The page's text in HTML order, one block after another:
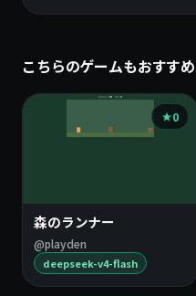
こちらのゲームもおすすめ
0
森のランナー
@playden
deepseek-v4-flash